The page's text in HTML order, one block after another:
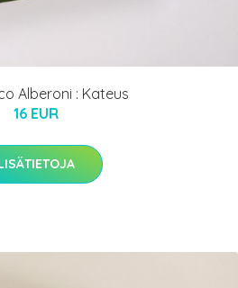
Alberoni : Kateus
16 EUR